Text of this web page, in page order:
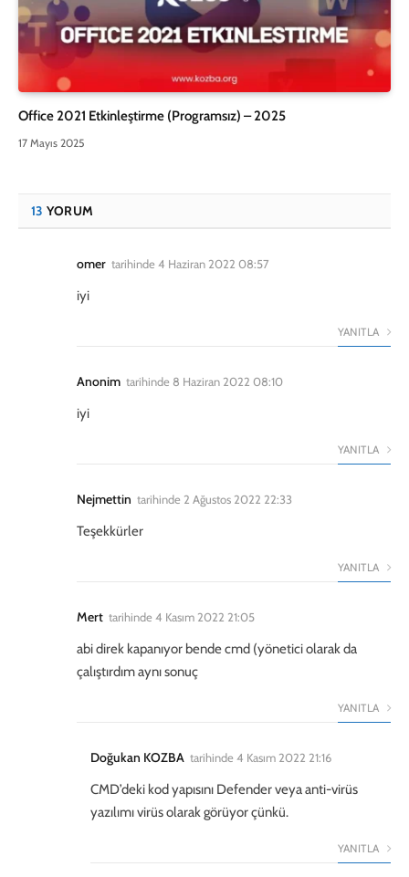
Office 2021 Etkinleştirme (Programsız) – 2025
17 Mayıs 2025
13 YORUM
omer tarihinde 4 Haziran 2022 08:57
iyi
YANITLA
Anonim tarihinde 8 Haziran 2022 08:10
iyi
YANITLA
Nejmettin tarihinde 2 Ağustos 2022 22:33
Teşekkürler
YANITLA
Mert tarihinde 4 Kasım 2022 21:05
abi direk kapanıyor bende cmd (yönetici olarak da
çalıştırdım aynı sonuç
YANITLA
Doğukan KOZBA tarihinde 4 Kasım 2022 21:16
CMD’deki kod yapısını Defender veya anti-virüs
yazılımı virüs olarak görüyor çünkü.
YANITLA